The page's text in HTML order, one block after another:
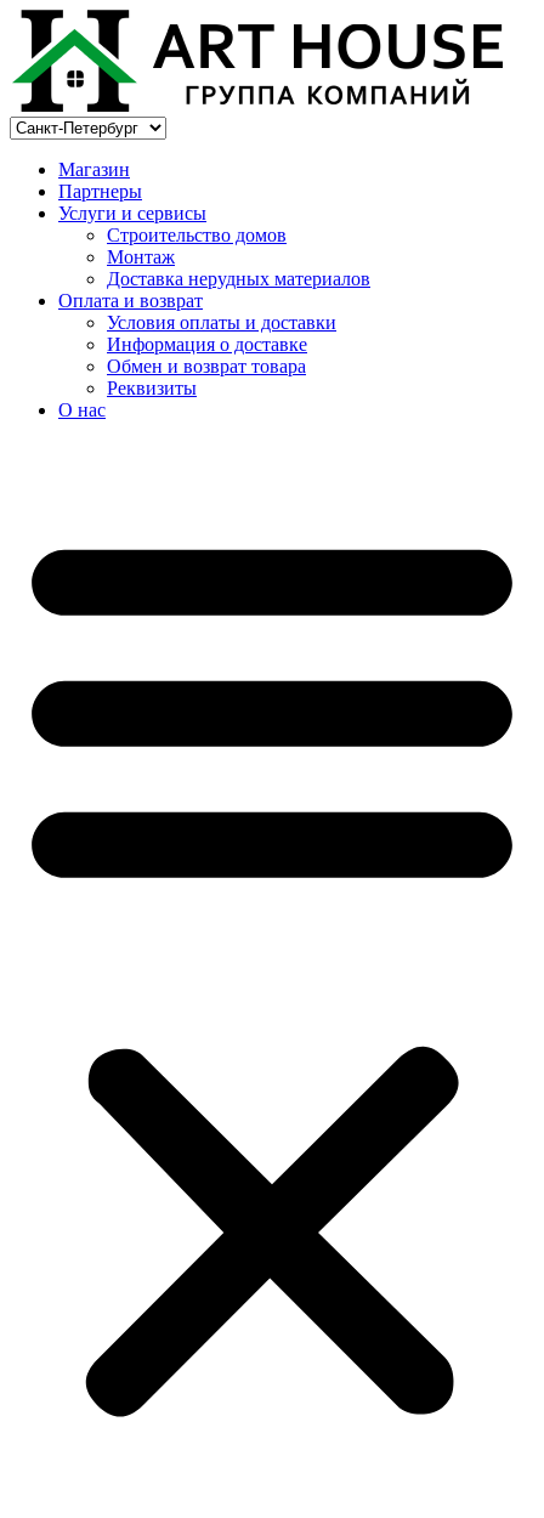
Магазин
Партнеры
Услуги и сервисы
Строительство домов
Монтаж
Доставка нерудных материалов
Оплата и возврат
Условия оплаты и доставки
Информация о доставке
Обмен и возврат товара
Реквизиты
О нас